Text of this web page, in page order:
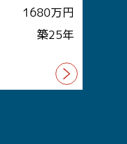
1680万円
築25年